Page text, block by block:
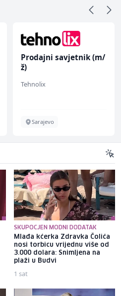
Prodajni savjetnik (m/
ž)
Tehnolix
Sarajevo
SKUPOCJEN MODNI DODATAK
Mlađa kćerka Zdravka Čolića
nosi torbicu vrijednu više od
3.000 dolara: Snimljena na
plaži u Budvi
1 sat